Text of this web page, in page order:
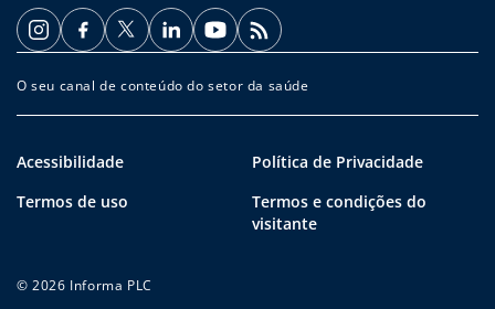
O seu canal de conteúdo do setor da saúde
Acessibilidade
Política de Privacidade
Termos de uso
Termos e condições do
visitante
© 2026 Informa PLC